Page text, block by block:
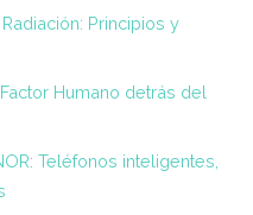
Principios y
Humano detrás del
Teléfonos inteligentes,